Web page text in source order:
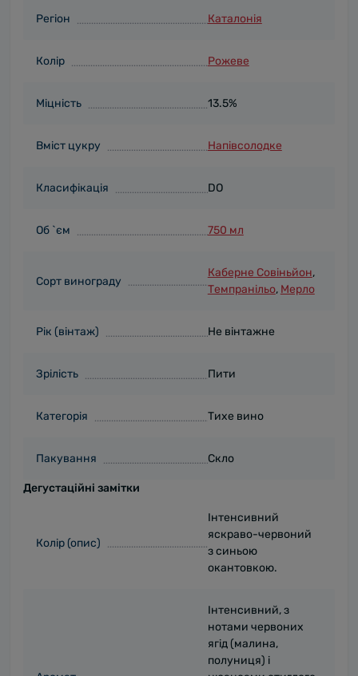
Регіон Каталонія
Колір Рожеве
Міцність 13.5%
Вміст цукру Напівсолодке
Класифікація DO
Об `єм 750 мл
Сорт винограду
Каберне Совіньйон,
Темпранільо, Мерло
Рік (вінтаж) Не вінтажне
Зрілість Пити
Категорія Тихе вино
Пакування Скло
Дегустаційні замітки
Колір (опис)
Інтенсивний
яскраво-червоний
з синьою
окантовкою.
Інтенсивний, з
нотами червоних
ягід (малина,
полуниця) і